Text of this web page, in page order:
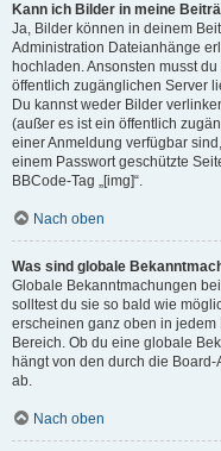
Kann ich Bilder in meine
Ja, Bilder können in deinem
Administration Dateianhänge
hochladen. Ansonsten musst
öffentlich zugänglichen Server
Du kannst weder Bilder
(außer es ist ein öffentlich
einer Anmeldung verfügbar
einem Passwort geschützte
BBCode-Tag „[img]“.
Nach oben
Was sind globale
Globale Bekanntmachungen
solltest du sie so bald wie
erscheinen ganz oben in
Bereich. Ob du eine globale
hängt von den durch die
ab.
Nach oben